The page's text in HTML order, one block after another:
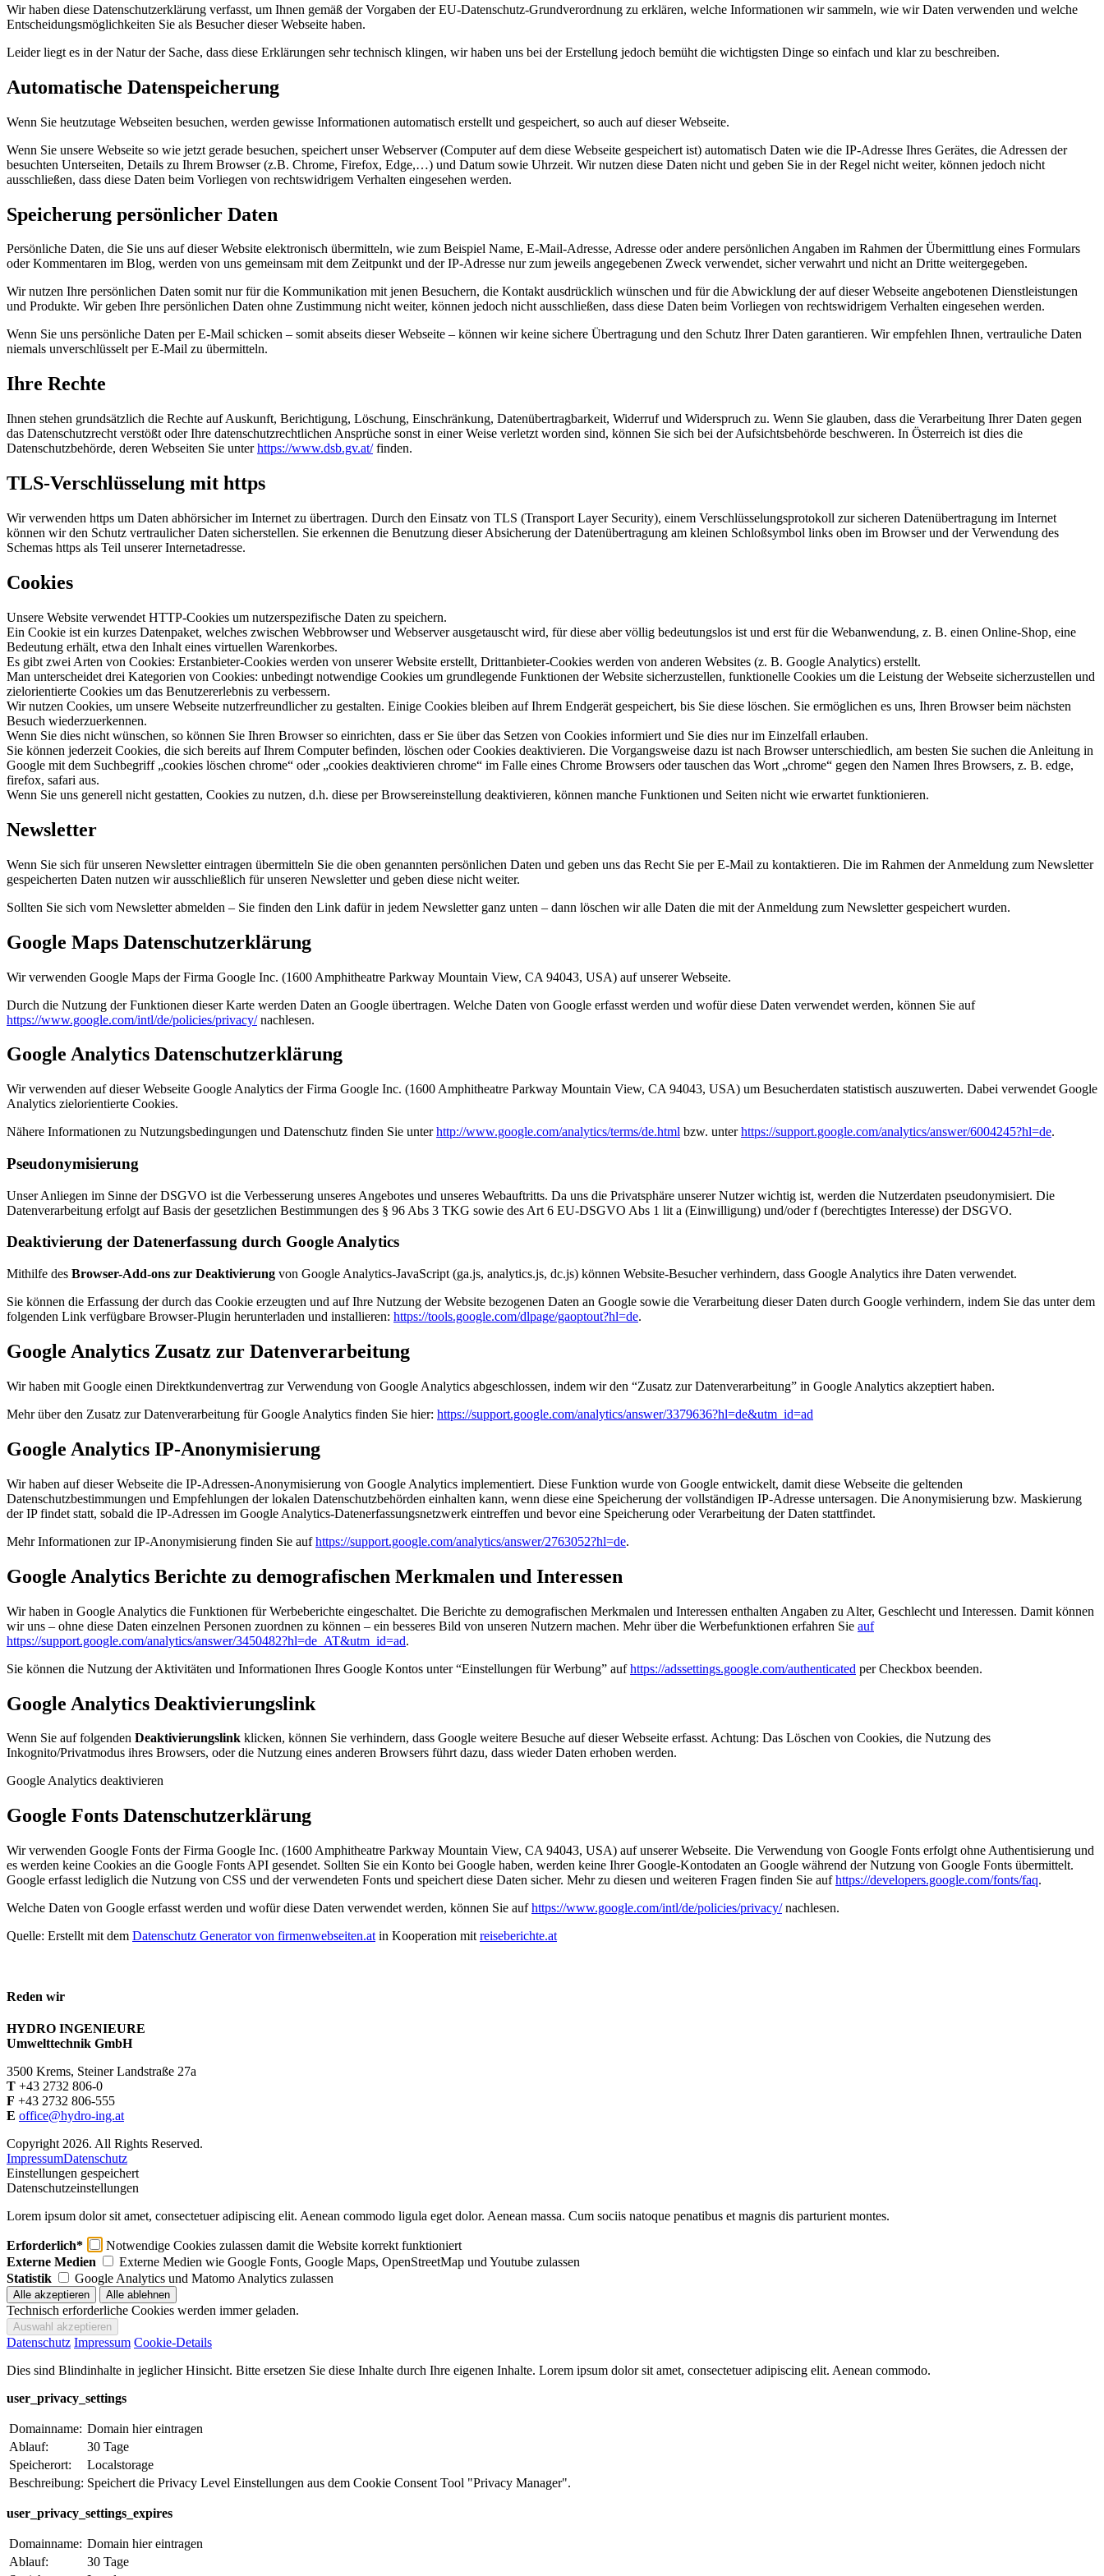
Wir haben diese Datenschutzerklärung verfasst, um Ihnen gemäß der Vorgaben der EU-Datenschutz-Grundverordnung zu erklären, welche Informationen wir sammeln, wie wir Daten verwenden und welche
Entscheidungsmöglichkeiten Sie als Besucher dieser Webseite haben.
Leider liegt es in der Natur der Sache, dass diese Erklärungen sehr technisch klingen, wir haben uns bei der Erstellung jedoch bemüht die wichtigsten Dinge so einfach und klar zu beschreiben.
Automatische Datenspeicherung
Wenn Sie heutzutage Webseiten besuchen, werden gewisse Informationen automatisch erstellt und gespeichert, so auch auf dieser Webseite.
Wenn Sie unsere Webseite so wie jetzt gerade besuchen, speichert unser Webserver (Computer auf dem diese Webseite gespeichert ist) automatisch Daten wie die IP-Adresse Ihres Gerätes, die Adressen der
besuchten Unterseiten, Details zu Ihrem Browser (z.B. Chrome, Firefox, Edge,…) und Datum sowie Uhrzeit. Wir nutzen diese Daten nicht und geben Sie in der Regel nicht weiter, können jedoch nicht
ausschließen, dass diese Daten beim Vorliegen von rechtswidrigem Verhalten eingesehen werden.
Speicherung persönlicher Daten
Persönliche Daten, die Sie uns auf dieser Website elektronisch übermitteln, wie zum Beispiel Name, E-Mail-Adresse, Adresse oder andere persönlichen Angaben im Rahmen der Übermittlung eines Formulars
oder Kommentaren im Blog, werden von uns gemeinsam mit dem Zeitpunkt und der IP-Adresse nur zum jeweils angegebenen Zweck verwendet, sicher verwahrt und nicht an Dritte weitergegeben.
Wir nutzen Ihre persönlichen Daten somit nur für die Kommunikation mit jenen Besuchern, die Kontakt ausdrücklich wünschen und für die Abwicklung der auf dieser Webseite angebotenen Dienstleistungen
und Produkte. Wir geben Ihre persönlichen Daten ohne Zustimmung nicht weiter, können jedoch nicht ausschließen, dass diese Daten beim Vorliegen von rechtswidrigem Verhalten eingesehen werden.
Wenn Sie uns persönliche Daten per E-Mail schicken – somit abseits dieser Webseite – können wir keine sichere Übertragung und den Schutz Ihrer Daten garantieren. Wir empfehlen Ihnen, vertrauliche Daten
niemals unverschlüsselt per E-Mail zu übermitteln.
Ihre Rechte
Ihnen stehen grundsätzlich die Rechte auf Auskunft, Berichtigung, Löschung, Einschränkung, Datenübertragbarkeit, Widerruf und Widerspruch zu. Wenn Sie glauben, dass die Verarbeitung Ihrer Daten gegen
das Datenschutzrecht verstößt oder Ihre datenschutzrechtlichen Ansprüche sonst in einer Weise verletzt worden sind, können Sie sich bei der Aufsichtsbehörde beschweren. In Österreich ist dies die
Datenschutzbehörde, deren Webseiten Sie unterhttps://www.dsb.gv.at/finden.
TLS-Verschlüsselung mit https
Wir verwenden https um Daten abhörsicher im Internet zu übertragen. Durch den Einsatz von TLS (Transport Layer Security), einem Verschlüsselungsprotokoll zur sicheren Datenübertragung im Internet
können wir den Schutz vertraulicher Daten sicherstellen. Sie erkennen die Benutzung dieser Absicherung der Datenübertragung am kleinen Schloßsymbol links oben im Browser und der Verwendung des
Schemas https als Teil unserer Internetadresse.
Cookies
Unsere Website verwendet HTTP-Cookies um nutzerspezifische Daten zu speichern.
Ein Cookie ist ein kurzes Datenpaket, welches zwischen Webbrowser und Webserver ausgetauscht wird, für diese aber völlig bedeutungslos ist und erst für die Webanwendung, z. B. einen Online-Shop, eine
Bedeutung erhält, etwa den Inhalt eines virtuellen Warenkorbes.
Es gibt zwei Arten von Cookies: Erstanbieter-Cookies werden von unserer Website erstellt, Drittanbieter-Cookies werden von anderen Websites (z. B. Google Analytics) erstellt.
Man unterscheidet drei Kategorien von Cookies: unbedingt notwendige Cookies um grundlegende Funktionen der Website sicherzustellen, funktionelle Cookies um die Leistung der Webseite sicherzustellen und
zielorientierte Cookies um das Benutzererlebnis zu verbessern.
Wir nutzen Cookies, um unsere Webseite nutzerfreundlicher zu gestalten. Einige Cookies bleiben auf Ihrem Endgerät gespeichert, bis Sie diese löschen. Sie ermöglichen es uns, Ihren Browser beim nächsten
Besuch wiederzuerkennen.
Wenn Sie dies nicht wünschen, so können Sie Ihren Browser so einrichten, dass er Sie über das Setzen von Cookies informiert und Sie dies nur im Einzelfall erlauben.
Sie können jederzeit Cookies, die sich bereits auf Ihrem Computer befinden, löschen oder Cookies deaktivieren. Die Vorgangsweise dazu ist nach Browser unterschiedlich, am besten Sie suchen die Anleitung in
Google mit dem Suchbegriff „cookies löschen chrome“ oder „cookies deaktivieren chrome“ im Falle eines Chrome Browsers oder tauschen das Wort „chrome“ gegen den Namen Ihres Browsers, z. B. edge,
firefox, safari aus.
Wenn Sie uns generell nicht gestatten, Cookies zu nutzen, d.h. diese per Browsereinstellung deaktivieren, können manche Funktionen und Seiten nicht wie erwartet funktionieren.
Newsletter
Wenn Sie sich für unseren Newsletter eintragen übermitteln Sie die oben genannten persönlichen Daten und geben uns das Recht Sie per E-Mail zu kontaktieren. Die im Rahmen der Anmeldung zum Newsletter
gespeicherten Daten nutzen wir ausschließlich für unseren Newsletter und geben diese nicht weiter.
Sollten Sie sich vom Newsletter abmelden – Sie finden den Link dafür in jedem Newsletter ganz unten – dann löschen wir alle Daten die mit der Anmeldung zum Newsletter gespeichert wurden.
Google Maps Datenschutzerklärung
Wir verwenden Google Maps der Firma Google Inc. (1600 Amphitheatre Parkway Mountain View, CA 94043, USA) auf unserer Webseite.
Durch die Nutzung der Funktionen dieser Karte werden Daten an Google übertragen. Welche Daten von Google erfasst werden und wofür diese Daten verwendet werden, können Sie auf
https://www.google.com/intl/de/policies/privacy/nachlesen.
Google Analytics Datenschutzerklärung
Wir verwenden auf dieser Webseite Google Analytics der Firma Google Inc. (1600 Amphitheatre Parkway Mountain View, CA 94043, USA) um Besucherdaten statistisch auszuwerten. Dabei verwendet Google
Analytics zielorientierte Cookies.
Nähere Informationen zu Nutzungsbedingungen und Datenschutz finden Sie unterhttp://www.google.com/analytics/terms/de.html bzw. unterhttps://support.google.com/analytics/answer/6004245?hl=de.
Pseudonymisierung
Unser Anliegen im Sinne der DSGVO ist die Verbesserung unseres Angebotes und unseres Webauftritts. Da uns die Privatsphäre unserer Nutzer wichtig ist, werden die Nutzerdaten pseudonymisiert. Die
Datenverarbeitung erfolgt auf Basis der gesetzlichen Bestimmungen des § 96 Abs 3 TKG sowie des Art 6 EU-DSGVO Abs 1 lit a (Einwilligung) und/oder f (berechtigtes Interesse) der DSGVO.
Deaktivierung der Datenerfassung durch Google Analytics
Mithilfe des Browser-Add-ons zur Deaktivierung von Google Analytics-JavaScript (ga.js, analytics.js, dc.js) können Website-Besucher verhindern, dass Google Analytics ihre Daten verwendet.
Sie können die Erfassung der durch das Cookie erzeugten und auf Ihre Nutzung der Website bezogenen Daten an Google sowie die Verarbeitung dieser Daten durch Google verhindern, indem Sie das unter dem
folgenden Link verfügbare Browser-Plugin herunterladen und installieren: https://tools.google.com/dlpage/gaoptout?hl=de.
Google Analytics Zusatz zur Datenverarbeitung
Wir haben mit Google einen Direktkundenvertrag zur Verwendung von Google Analytics abgeschlossen, indem wir den “Zusatz zur Datenverarbeitung” in Google Analytics akzeptiert haben.
Mehr über den Zusatz zur Datenverarbeitung für Google Analytics finden Sie hier: https://support.google.com/analytics/answer/3379636?hl=de&utm_id=ad
Google Analytics IP-Anonymisierung
Wir haben auf dieser Webseite die IP-Adressen-Anonymisierung von Google Analytics implementiert. Diese Funktion wurde von Google entwickelt, damit diese Webseite die geltenden
Datenschutzbestimmungen und Empfehlungen der lokalen Datenschutzbehörden einhalten kann, wenn diese eine Speicherung der vollständigen IP-Adresse untersagen. Die Anonymisierung bzw. Maskierung
der IP findet statt, sobald die IP-Adressen im Google Analytics-Datenerfassungsnetzwerk eintreffen und bevor eine Speicherung oder Verarbeitung der Daten stattfindet.
Mehr Informationen zur IP-Anonymisierung finden Sie aufhttps://support.google.com/analytics/answer/2763052?hl=de.
Google Analytics Berichte zu demografischen Merkmalen und Interessen
Wir haben in Google Analytics die Funktionen für Werbeberichte eingeschaltet. Die Berichte zu demografischen Merkmalen und Interessen enthalten Angaben zu Alter, Geschlecht und Interessen. Damit können
wir uns – ohne diese Daten einzelnen Personen zuordnen zu können – ein besseres Bild von unseren Nutzern machen. Mehr über die Werbefunktionen erfahren Sie auf
https://support.google.com/analytics/answer/3450482?hl=de_AT&utm_id=ad.
Sie können die Nutzung der Aktivitäten und Informationen Ihres Google Kontos unter “Einstellungen für Werbung” aufhttps://adssettings.google.com/authenticated per Checkbox beenden.
Google Analytics Deaktivierungslink
Wenn Sie auf folgenden Deaktivierungslink klicken, können Sie verhindern, dass Google weitere Besuche auf dieser Webseite erfasst. Achtung: Das Löschen von Cookies, die Nutzung des
Inkognito/Privatmodus ihres Browsers, oder die Nutzung eines anderen Browsers führt dazu, dass wieder Daten erhoben werden.
Google Analytics deaktivieren
Google Fonts Datenschutzerklärung
Wir verwenden Google Fonts der Firma Google Inc. (1600 Amphitheatre Parkway Mountain View, CA 94043, USA) auf unserer Webseite. Die Verwendung von Google Fonts erfolgt ohne Authentisierung und
es werden keine Cookies an die Google Fonts API gesendet. Sollten Sie ein Konto bei Google haben, werden keine Ihrer Google-Kontodaten an Google während der Nutzung von Google Fonts übermittelt.
Google erfasst lediglich die Nutzung von CSS und der verwendeten Fonts und speichert diese Daten sicher. Mehr zu diesen und weiteren Fragen finden Sie aufhttps://developers.google.com/fonts/faq.
Welche Daten von Google erfasst werden und wofür diese Daten verwendet werden, können Sie aufhttps://www.google.com/intl/de/policies/privacy/nachlesen.
Quelle: Erstellt mit dem Datenschutz Generator von firmenwebseiten.at in Kooperation mit reiseberichte.at
Reden wir
HYDRO INGENIEURE
Umwelttechnik GmbH
3500 Krems, Steiner Landstraße 27a
T +43 2732 806-0
F +43 2732 806-555
E office@hydro-ing.at
Copyright 2026. All Rights Reserved.
ImpressumDatenschutz
Einstellungen gespeichert
Datenschutzeinstellungen
Lorem ipsum dolor sit amet, consectetuer adipiscing elit. Aenean commodo ligula eget dolor. Aenean massa. Cum sociis natoque penatibus et magnis dis parturient montes.
Erforderlich*
Notwendige Cookies zulassen damit die Website korrekt funktioniert
Externe Medien
Externe Medien wie Google Fonts, Google Maps, OpenStreetMap und Youtube zulassen
Statistik
Google Analytics und Matomo Analytics zulassen
Technisch erforderliche Cookies werden immer geladen.
Datenschutz Impressum Cookie-Details
Dies sind Blindinhalte in jeglicher Hinsicht. Bitte ersetzen Sie diese Inhalte durch Ihre eigenen Inhalte. Lorem ipsum dolor sit amet, consectetuer adipiscing elit. Aenean commodo.
user_privacy_settings
Domainname: Domain hier eintragen
Ablauf:
30 Tage
Speicherort:
Localstorage
Beschreibung: Speichert die Privacy Level Einstellungen aus dem Cookie Consent Tool "Privacy Manager".
user_privacy_settings_expires
Domainname: Domain hier eintragen
Ablauf:
30 Tage